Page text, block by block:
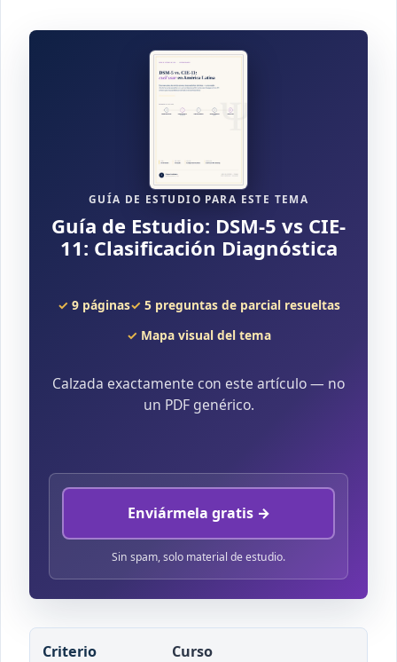
GUÍA DE ESTUDIO PARA ESTE TEMA
Guía de Estudio: DSM-5 vs CIE-
11: Clasificación Diagnóstica
9 páginas
5 preguntas de parcial resueltas
Mapa visual del tema
Calzada exactamente con este artículo — no
un PDF genérico.
Enviármela gratis →
Sin spam, solo material de estudio.
Criterio Distimia / TDP
Curso